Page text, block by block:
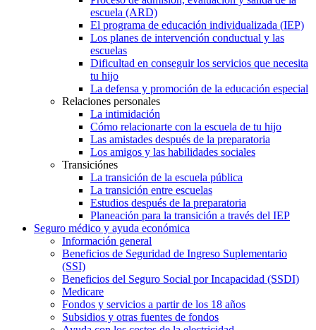
escuela (ARD)
El programa de educación individualizada (IEP)
Los planes de intervención conductual y las
escuelas
Dificultad en conseguir los servicios que necesita
tu hijo
La defensa y promoción de la educación especial
Relaciones personales
La intimidación
Cómo relacionarte con la escuela de tu hijo
Las amistades después de la preparatoria
Los amigos y las habilidades sociales
Transiciónes
La transición de la escuela pública
La transición entre escuelas
Estudios después de la preparatoria
Planeación para la transición a través del IEP
Seguro médico y ayuda económica
Información general
Beneficios de Seguridad de Ingreso Suplementario
(SSI)
Beneficios del Seguro Social por Incapacidad (SSDI)
Medicare
Fondos y servicios a partir de los 18 años
Subsidios y otras fuentes de fondos